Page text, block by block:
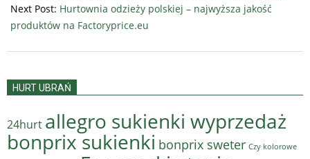
04
Next Post: Hurtownia odzieży polskiej – najwyższa jakość
produktów na Factoryprice.eu
HURT UBRAŃ
24hurt allegro sukienki wyprzedaż
bonprix sukienki bonprix sweter Czy kolorowe